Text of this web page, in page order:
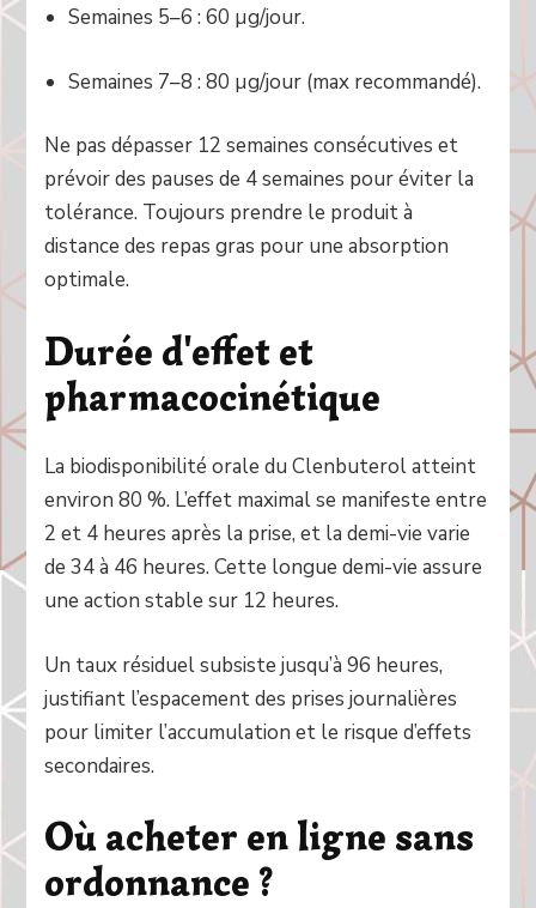
Semaines 5–6 : 60 µg/jour.
Semaines 7–8 : 80 µg/jour (max recommandé).
Ne pas dépasser 12 semaines consécutives et
prévoir des pauses de 4 semaines pour éviter la
tolérance. Toujours prendre le produit à
distance des repas gras pour une absorption
optimale.
Durée d'effet et
pharmacocinétique
La biodisponibilité orale du Clenbuterol atteint
environ 80 %. L’effet maximal se manifeste entre
2 et 4 heures après la prise, et la demi-vie varie
de 34 à 46 heures. Cette longue demi-vie assure
une action stable sur 12 heures.
Un taux résiduel subsiste jusqu’à 96 heures,
justifiant l’espacement des prises journalières
pour limiter l’accumulation et le risque d’effets
secondaires.
Où acheter en ligne sans
ordonnance ?